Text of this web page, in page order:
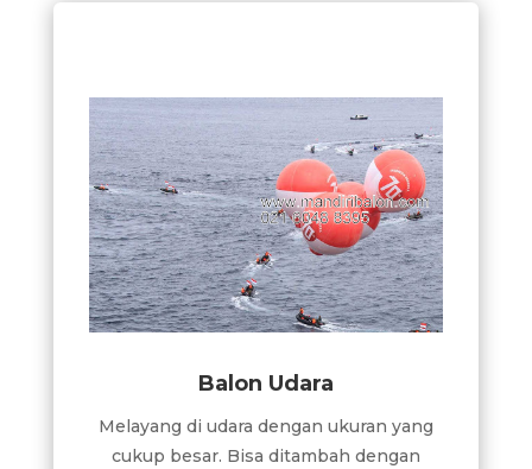
Balon Udara
Melayang di udara dengan ukuran yang
cukup besar. Bisa ditambah dengan